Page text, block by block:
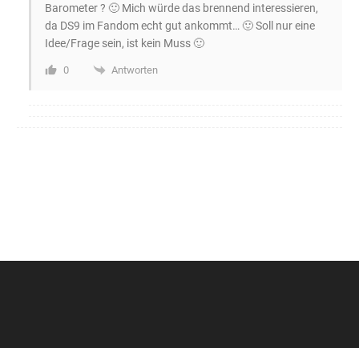
Barometer ? 🙂 Mich würde das brennend interessieren,
da DS9 im Fandom echt gut ankommt… 🙂 Soll nur eine
Idee/Frage sein, ist kein Muss 🙂
0 Antworten